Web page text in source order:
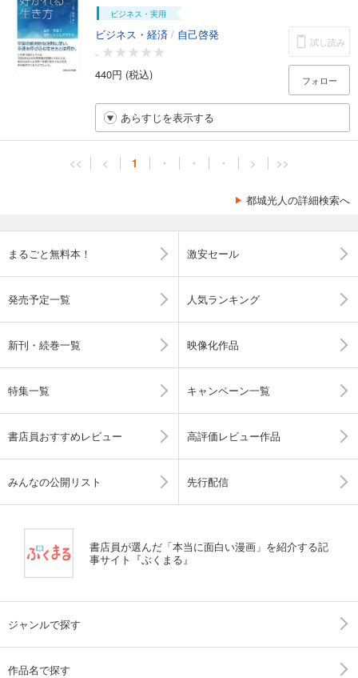
ビジネス・実用
ビジネス・経済 / 自己啓発
-
440円 (税込)
試し読み
フォロー
あらすじを表示する
<< < 1 ・ ・ ・ > >>
都城光人の詳細検索へ
まるごと無料本！ 激安セール
発売予定一覧 人気ランキング
新刊・続巻一覧 映像化作品
特集一覧 キャンペーン一覧
書店員おすすめレビュー 高評価レビュー作品
みんなの公開リスト 先行配信
書店員が選んだ「本当に面白い漫画」を紹介する記
事サイト『ぶくまる』
ジャンルで探す
作品名で探す